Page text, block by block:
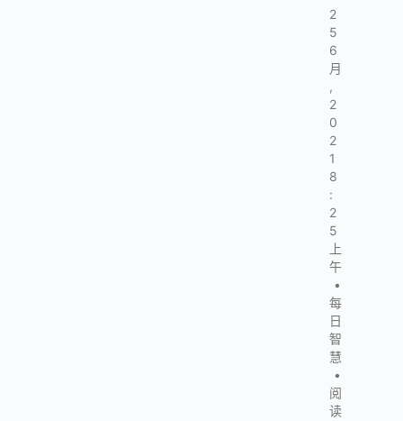
2
5
6
月
,
2
0
2
1
8
:
2
5
上
午
•
每
日
智
慧
•
阅
读